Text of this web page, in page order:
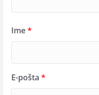
Ime*
E-pošta *